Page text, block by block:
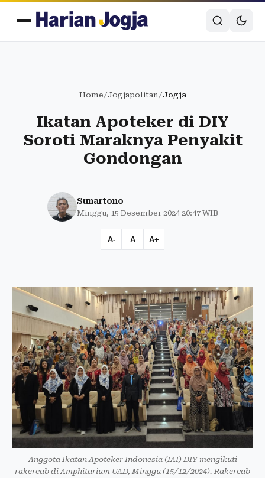
Home/Jogjapolitan/Jogja
Ikatan Apoteker di DIY
Soroti Maraknya Penyakit
Gondongan
Sunartono
Minggu, 15 Desember 2024 20:47 WIB
A- A A+
Anggota Ikatan Apoteker Indonesia (IAI) DIY mengikuti
rakercab di Amphitarium UAD, Minggu (15/12/2024). Rakercab